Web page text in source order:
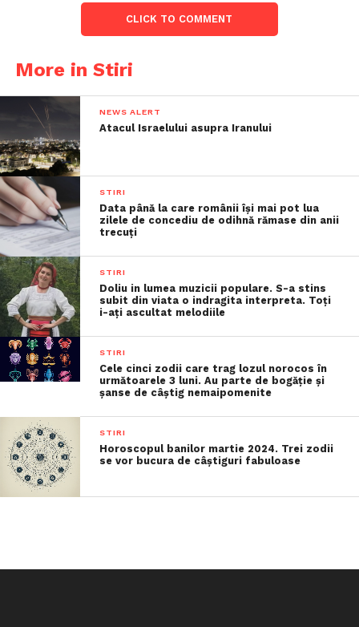
CLICK TO COMMENT
More in Stiri
NEWS ALERT
Atacul Israelului asupra Iranului
STIRI
Data până la care românii îşi mai pot lua
zilele de concediu de odihnă rămase din anii
trecuţi
STIRI
Doliu in lumea muzicii populare. S-a stins
subit din viata o indragita interpreta. Toți
i-ați ascultat melodiile
STIRI
Cele cinci zodii care trag lozul norocos în
următoarele 3 luni. Au parte de bogăție și
șanse de câștig nemaipomenite
STIRI
Horoscopul banilor martie 2024. Trei zodii
se vor bucura de câștiguri fabuloase